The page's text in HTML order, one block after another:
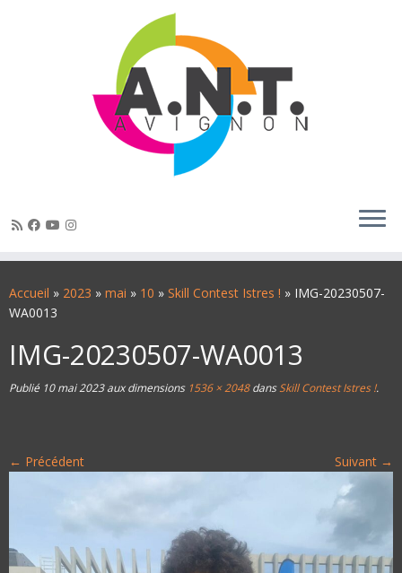
au
contenu
Accueil » 2023 » mai » 10 » Skill Contest Istres ! » IMG-20230507-
WA0013
IMG-20230507-WA0013
Publié 10 mai 2023aux dimensions1536 × 2048dansSkill Contest Istres !.
← Précédent Suivant →